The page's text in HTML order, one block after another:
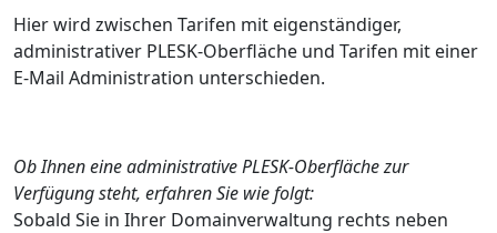
Hier wird zwischen Tarifen mit eigenständiger,
administrativer PLESK-Oberfläche und Tarifen mit einer
E-Mail Administration unterschieden.
Ob Ihnen eine administrative PLESK-Oberfläche zur
Verfügung steht, erfahren Sie wie folgt:
Sobald Sie in Ihrer Domainverwaltung rechts neben